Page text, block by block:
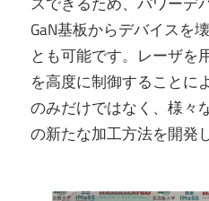
GaN基板からデバイスを
とも可能です。レーザを
を高度に制御することに
のみだけではなく、様々
の新たな加工方法を開発